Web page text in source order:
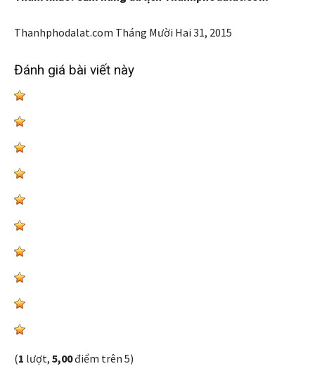
Thanhphodalat.com Tháng Mười Hai 31, 2015
Đánh giá bài viết này
(1 lượt, 5,00điểm trên 5)